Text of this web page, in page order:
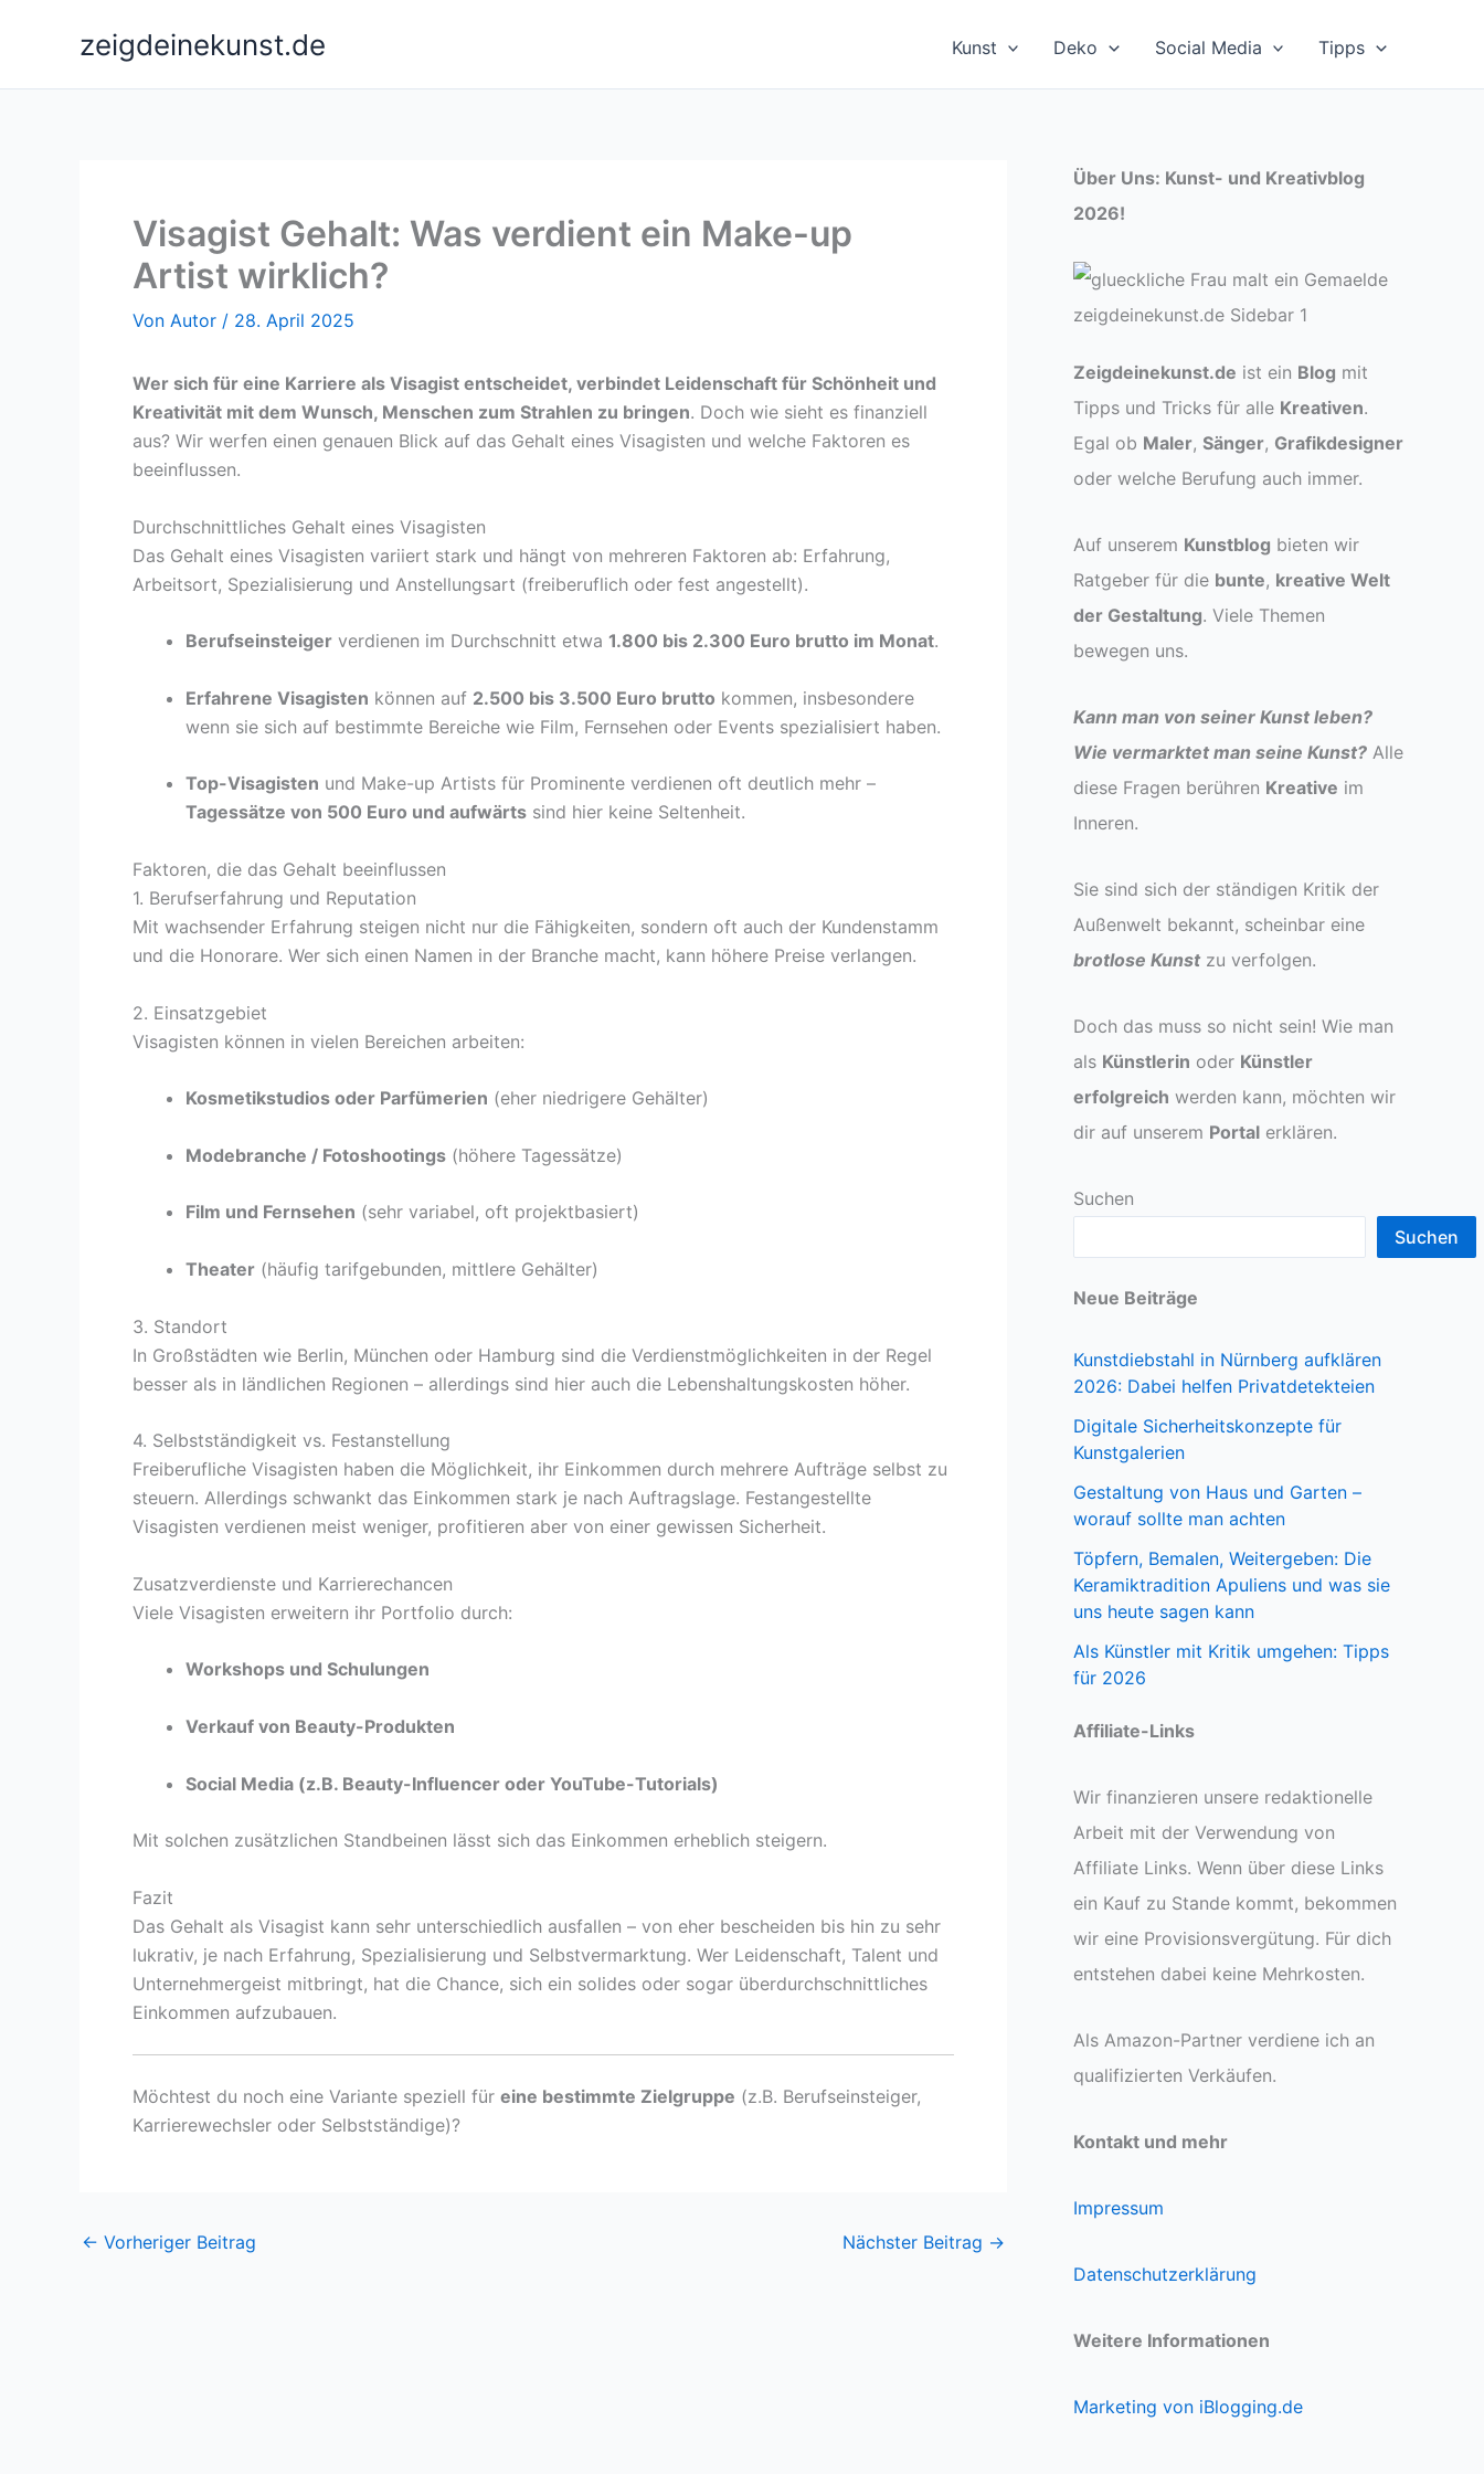
zeigdeinekunst.de Kunst Deko Social Media Tipps
Visagist Gehalt: Was verdient ein Make-up
Artist wirklich?
Von Autor / 28. April 2025
Wer sich für eine Karriere als Visagist entscheidet, verbindet Leidenschaft für Schönheit und
Kreativität mit dem Wunsch, Menschen zum Strahlen zu bringen. Doch wie sieht es finanziell
aus? Wir werfen einen genauen Blick auf das Gehalt eines Visagisten und welche Faktoren es
beeinflussen.
Durchschnittliches Gehalt eines Visagisten
Das Gehalt eines Visagisten variiert stark und hängt von mehreren Faktoren ab: Erfahrung,
Arbeitsort, Spezialisierung und Anstellungsart (freiberuflich oder fest angestellt).
Berufseinsteiger verdienen im Durchschnitt etwa 1.800 bis 2.300 Euro brutto im Monat.
Erfahrene Visagisten können auf 2.500 bis 3.500 Euro brutto kommen, insbesondere
wenn sie sich auf bestimmte Bereiche wie Film, Fernsehen oder Events spezialisiert haben.
Top-Visagisten und Make-up Artists für Prominente verdienen oft deutlich mehr –
Tagessätze von 500 Euro und aufwärts sind hier keine Seltenheit.
Faktoren, die das Gehalt beeinflussen
1. Berufserfahrung und Reputation
Mit wachsender Erfahrung steigen nicht nur die Fähigkeiten, sondern oft auch der Kundenstamm
und die Honorare. Wer sich einen Namen in der Branche macht, kann höhere Preise verlangen.
2. Einsatzgebiet
Visagisten können in vielen Bereichen arbeiten:
Kosmetikstudios oder Parfümerien (eher niedrigere Gehälter)
Modebranche / Fotoshootings (höhere Tagessätze)
Film und Fernsehen (sehr variabel, oft projektbasiert)
Theater (häufig tarifgebunden, mittlere Gehälter)
3. Standort
In Großstädten wie Berlin, München oder Hamburg sind die Verdienstmöglichkeiten in der Regel
besser als in ländlichen Regionen – allerdings sind hier auch die Lebenshaltungskosten höher.
4. Selbstständigkeit vs. Festanstellung
Freiberufliche Visagisten haben die Möglichkeit, ihr Einkommen durch mehrere Aufträge selbst zu
steuern. Allerdings schwankt das Einkommen stark je nach Auftragslage. Festangestellte
Visagisten verdienen meist weniger, profitieren aber von einer gewissen Sicherheit.
Zusatzverdienste und Karrierechancen
Viele Visagisten erweitern ihr Portfolio durch:
Workshops und Schulungen
Verkauf von Beauty-Produkten
Social Media (z.B. Beauty-Influencer oder YouTube-Tutorials)
Mit solchen zusätzlichen Standbeinen lässt sich das Einkommen erheblich steigern.
Fazit
Das Gehalt als Visagist kann sehr unterschiedlich ausfallen – von eher bescheiden bis hin zu sehr
lukrativ, je nach Erfahrung, Spezialisierung und Selbstvermarktung. Wer Leidenschaft, Talent und
Unternehmergeist mitbringt, hat die Chance, sich ein solides oder sogar überdurchschnittliches
Einkommen aufzubauen.
Möchtest du noch eine Variante speziell für eine bestimmte Zielgruppe (z.B. Berufseinsteiger,
Karrierewechsler oder Selbstständige)?
← Vorheriger Beitrag Nächster Beitrag →
Über Uns: Kunst- und Kreativblog
2026!
Zeigdeinekunst.de ist ein Blog mit
Tipps und Tricks für alle Kreativen.
Egal ob Maler, Sänger, Grafikdesigner
oder welche Berufung auch immer.
Auf unserem Kunstblog bieten wir
Ratgeber für die bunte, kreative Welt
der Gestaltung. Viele Themen
bewegen uns.
Kann man von seiner Kunst leben?
Wie vermarktet man seine Kunst? Alle
diese Fragen berühren Kreative im
Inneren.
Sie sind sich der ständigen Kritik der
Außenwelt bekannt, scheinbar eine
brotlose Kunst zu verfolgen.
Doch das muss so nicht sein! Wie man
als Künstlerin oder Künstler
erfolgreich werden kann, möchten wir
dir auf unserem Portal erklären.
Suchen
Suchen
Neue Beiträge
Kunstdiebstahl in Nürnberg aufklären
2026: Dabei helfen Privatdetekteien
Digitale Sicherheitskonzepte für
Kunstgalerien
Gestaltung von Haus und Garten –
worauf sollte man achten
Töpfern, Bemalen, Weitergeben: Die
Keramiktradition Apuliens und was sie
uns heute sagen kann
Als Künstler mit Kritik umgehen: Tipps
für 2026
Affiliate-Links
Wir finanzieren unsere redaktionelle
Arbeit mit der Verwendung von
Affiliate Links. Wenn über diese Links
ein Kauf zu Stande kommt, bekommen
wir eine Provisionsvergütung. Für dich
entstehen dabei keine Mehrkosten.
Als Amazon-Partner verdiene ich an
qualifizierten Verkäufen.
Kontakt und mehr
Impressum
Datenschutzerklärung
Weitere Informationen
Marketing von iBlogging.de